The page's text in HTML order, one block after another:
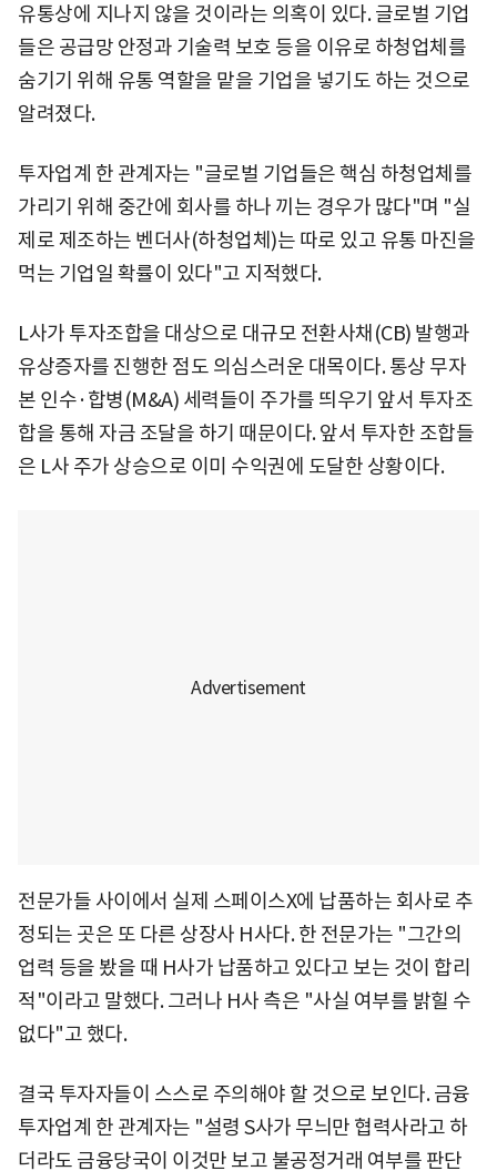
유통상에 지나지 않을 것이라는 의혹이 있다. 글로벌 기업
들은 공급망 안정과 기술력 보호 등을 이유로 하청업체를
숨기기 위해 유통 역할을 맡을 기업을 넣기도 하는 것으로
알려졌다.
투자업계 한 관계자는 "글로벌 기업들은 핵심 하청업체를
가리기 위해 중간에 회사를 하나 끼는 경우가 많다"며 "실
제로 제조하는 벤더사(하청업체)는 따로 있고 유통 마진을
먹는 기업일 확률이 있다"고 지적했다.
L사가 투자조합을 대상으로 대규모 전환사채(CB) 발행과
유상증자를 진행한 점도 의심스러운 대목이다. 통상 무자
본 인수·합병(M&A) 세력들이 주가를 띄우기 앞서 투자조
합을 통해 자금 조달을 하기 때문이다. 앞서 투자한 조합들
은 L사 주가 상승으로 이미 수익권에 도달한 상황이다.
전문가들 사이에서 실제 스페이스X에 납품하는 회사로 추
정되는 곳은 또 다른 상장사 H사다. 한 전문가는 "그간의
업력 등을 봤을 때 H사가 납품하고 있다고 보는 것이 합리
적"이라고 말했다. 그러나 H사 측은 "사실 여부를 밝힐 수
없다"고 했다.
결국 투자자들이 스스로 주의해야 할 것으로 보인다. 금융
투자업계 한 관계자는 "설령 S사가 무늬만 협력사라고 하
더라도 금융당국이 이것만 보고 불공정거래 여부를 판단